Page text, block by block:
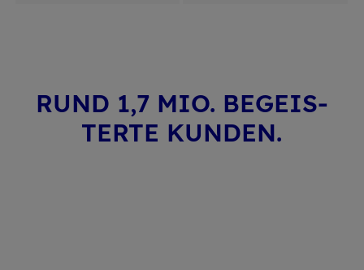
RUND 1,7 MIO. BE­GEIS­
TER­TE KUN­DEN.